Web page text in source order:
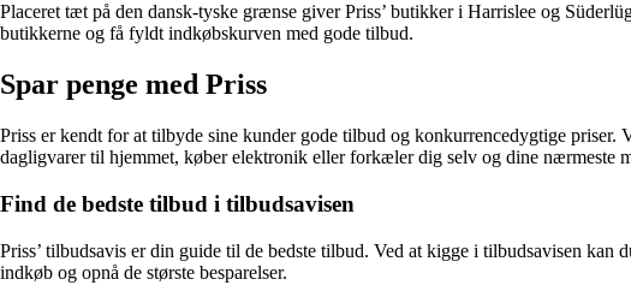
Placeret tæt på den dansk-tyske grænse giver Priss’ butikker i Harrislee og
butikkerne og få fyldt indkøbskurven med gode tilbud.
Spar penge med Priss
Priss er kendt for at tilbyde sine kunder gode tilbud og konkurrencedygtige priser.
dagligvarer til hjemmet, køber elektronik eller forkæler dig selv og dine nærmeste
Find de bedste tilbud i tilbudsavisen
Priss’ tilbudsavis er din guide til de bedste tilbud. Ved at kigge i tilbudsavisen
indkøb og opnå de største besparelser.